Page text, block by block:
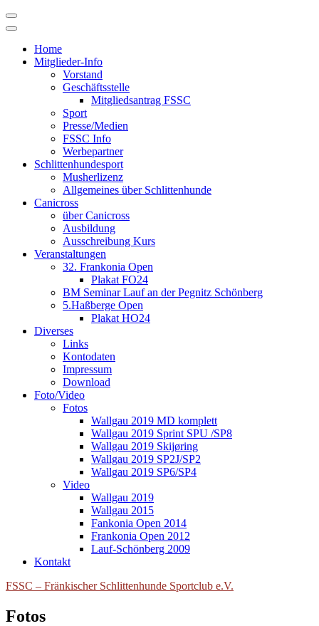
Skip
to
Home
Mitglieder-Info
Vorstand
Geschäftsstelle
Mitgliedsantrag FSSC
Sport
Presse/Medien
FSSC Info
Werbepartner
Schlittenhundesport
Musherlizenz
Allgemeines über Schlittenhunde
Canicross
über Canicross
Ausbildung
Ausschreibung Kurs
Veranstaltungen
32. Frankonia Open
Plakat FO24
BM Seminar Lauf an der Pegnitz Schönberg
5.Haßberge Open
Plakat HO24
Diverses
Links
Kontodaten
Impressum
Download
Foto/Video
Fotos
Wallgau 2019 MD komplett
Wallgau 2019 Sprint SPU /SP8
Wallgau 2019 Skijøring
Wallgau 2019 SP2J/SP2
Wallgau 2019 SP6/SP4
Video
Wallgau 2019
Wallgau 2015
Fankonia Open 2014
Frankonia Open 2012
Lauf-Schönberg 2009
Kontakt
FSSC – Fränkischer Schlittenhunde Sportclub e.V.
Fotos